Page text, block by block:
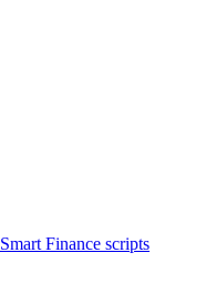
Smart Finance scripts